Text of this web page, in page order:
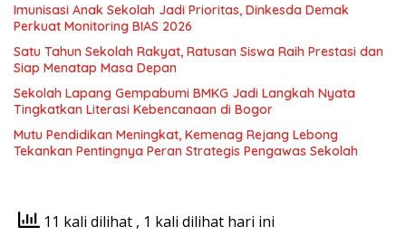
Imunisasi Anak Sekolah Jadi Prioritas, Dinkesda Demak
Perkuat Monitoring BIAS 2026
Satu Tahun Sekolah Rakyat, Ratusan Siswa Raih Prestasi dan
Siap Menatap Masa Depan
Sekolah Lapang Gempabumi BMKG Jadi Langkah Nyata
Tingkatkan Literasi Kebencanaan di Bogor
Mutu Pendidikan Meningkat, Kemenag Rejang Lebong
Tekankan Pentingnya Peran Strategis Pengawas Sekolah
11 kali dilihat , 1 kali dilihat hari ini